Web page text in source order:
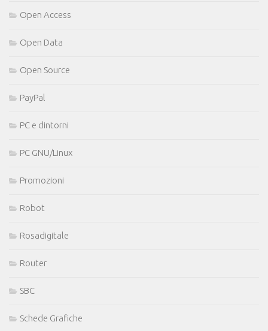
Open Access
Open Data
Open Source
PayPal
PC e dintorni
PC GNU/Linux
Promozioni
Robot
Rosadigitale
Router
SBC
Schede Grafiche